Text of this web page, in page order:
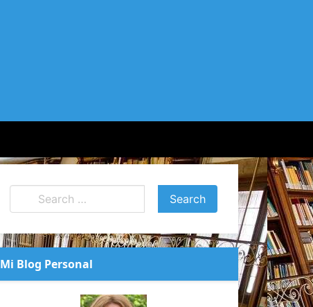
Mi Blog Personal